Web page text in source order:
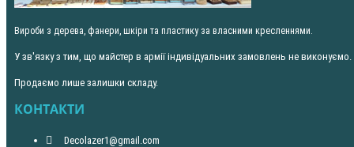
Вироби з дерева, фанери, шкіри та пластику за власними кресленнями.
У зв'язку з тим, що майстер в армії індивідуальних замовлень не виконуємо.
Продаємо лише залишки складу.
КОНТАКТИ
Decolazer1@gmail.com